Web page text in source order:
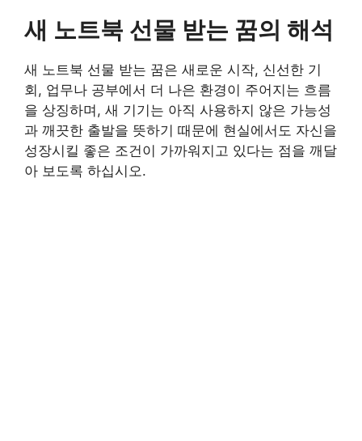
새 노트북 선물 받는 꿈의 해석
새 노트북 선물 받는 꿈은 새로운 시작, 신선한 기
회, 업무나 공부에서 더 나은 환경이 주어지는 흐름
을 상징하며, 새 기기는 아직 사용하지 않은 가능성
과 깨끗한 출발을 뜻하기 때문에 현실에서도 자신을
성장시킬 좋은 조건이 가까워지고 있다는 점을 깨달
아 보도록 하십시오.